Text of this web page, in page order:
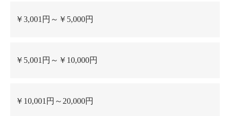
￥3,001円～￥5,000円
￥5,001円～￥10,000円
￥10,001円～20,000円